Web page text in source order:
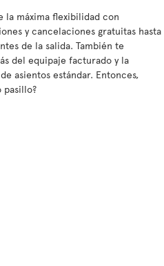
la máxima flexibilidad con
y cancelaciones gratuitas hasta
de la salida. También te
del equipaje facturado y la
asientos estándar. Entonces,
pasillo?